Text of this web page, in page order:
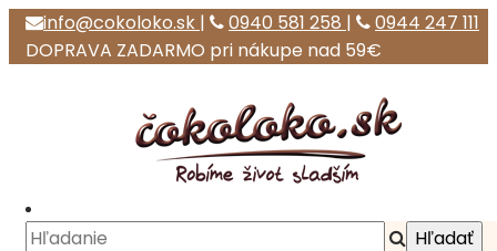
info@cokoloko.sk | 0940 581 258 |
0944 247 111
DOPRAVA ZADARMO pri nákupe nad 59€